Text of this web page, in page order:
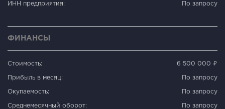
ИНН предприятия: По запросу
ФИНАНСЫ
Стоимость: 6 500 000 ₽
Прибыль в месяц: По запросу
Окупаемость: По запросу
Среднемесячный оборот: По запросу